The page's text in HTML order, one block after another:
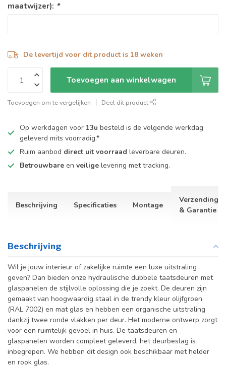
maatwijzer): *
De levertijd voor dit product is 18 weken
Toevoegen aan winkelwagen
Toevoegen om te vergelijken Deel dit product
Op werkdagen voor 13u besteld is de volgende werkdag
geleverd mits voorradig.*
Ruim aanbod direct uit voorraad leverbare deuren.
Betrouwbare en veilige levering met tracking.
Beschrijving Specificaties Montage
Verzending
& Garantie
Beschrijving
Wil je jouw interieur of zakelijke ruimte een luxe uitstraling
geven? Dan bieden onze hydraulische dubbele taatsdeuren met
glaspanelen de stijlvolle oplossing die je zoekt. De deuren zijn
gemaakt van hoogwaardig staal in de trendy kleur olijfgroen
(RAL 7002) en mat glas en hebben een organische uitstraling
dankzij twee ronde vlakken per deur. Het moderne ontwerp zorgt
voor een ruimtelijk gevoel in huis. De taatsdeuren en
glaspanelen worden compleet geleverd, het deurbeslag is
inbegrepen. We hebben dit design ook beschikbaar met helder
en rook glas.